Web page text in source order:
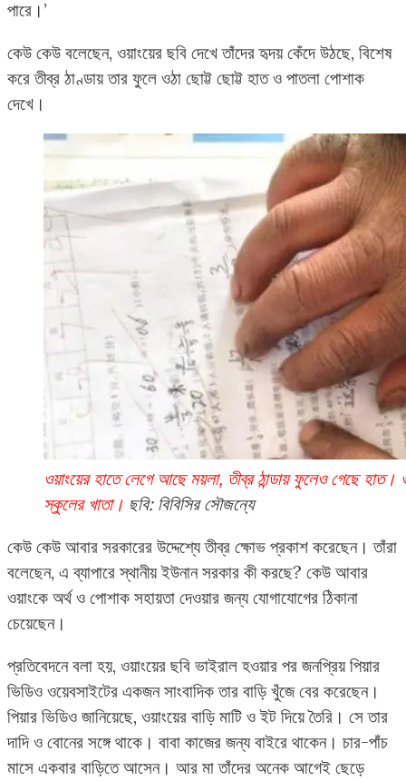
পারে।’
কেউ কেউ বলেছেন, ওয়াংয়ের ছবি দেখে তাঁদের হৃদয় কেঁদে উঠছে, বিশেষ
করে তীব্র ঠাণ্ডায় তার ফুলে ওঠা ছোট্ট ছোট্ট হাত ও পাতলা পোশাক
দেখে।
ওয়াংয়ের হাতে লেগে আছে ময়লা, তীব্র ঠান্ডায় ফুলেও গেছে
স্কুলের খাতা। ছবি: বিবিসির সৌজন্যে
কেউ কেউ আবার সরকারের উদ্দেশ্যে তীব্র ক্ষোভ প্রকাশ করেছেন। তাঁরা
বলেছেন, এ ব্যাপারে স্থানীয় ইউনান সরকার কী করছে? কেউ আবার
ওয়াংকে অর্থ ও পোশাক সহায়তা দেওয়ার জন্য যোগাযোগের ঠিকানা
চেয়েছেন।
প্রতিবেদনে বলা হয়, ওয়াংয়ের ছবি ভাইরাল হওয়ার পর জনপ্রিয় পিয়ার
ভিডিও ওয়েবসাইটের একজন সাংবাদিক তার বাড়ি খুঁজে বের করেছেন।
পিয়ার ভিডিও জানিয়েছে, ওয়াংয়ের বাড়ি মাটি ও ইট দিয়ে তৈরি। সে তার
দাদি ও বোনের সঙ্গে থাকে। বাবা কাজের জন্য বাইরে থাকেন। চার-পাঁচ
মাসে একবার বাড়িতে আসেন। আর মা তাঁদের অনেক আগেই ছেড়ে